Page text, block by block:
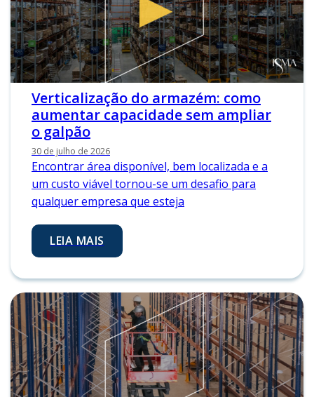
Verticalização do armazém: como
aumentar capacidade sem ampliar
o galpão
30 de julho de 2026
Encontrar área disponível, bem localizada e a
um custo viável tornou-se um desafio para
qualquer empresa que esteja
LEIA MAIS